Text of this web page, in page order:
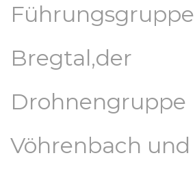
Führungsgruppe
Bregtal,der
Drohnengruppe
Vöhrenbach und